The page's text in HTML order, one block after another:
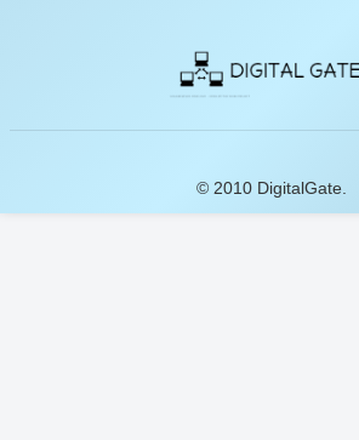
© 2010 DigitalGate.